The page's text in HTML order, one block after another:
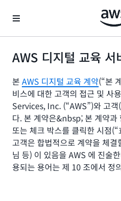
AWS 디지털 교육 서
본 AWS 디지털 교육 계약(“본
비스에 대한 고객의 접근 및 사
Services, Inc. (“AWS”)와 고
다. 본 계약은&nbsp; 본 계약과
또는 체크 박스를 클릭한 시점
고객은 합법적으로 계약을 체
님 등) 이 있음을 AWS 에 진술
용되는 용어는 제 10 조에서 정